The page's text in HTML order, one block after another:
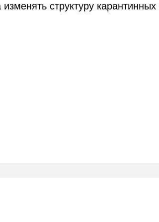
структуру карантинных